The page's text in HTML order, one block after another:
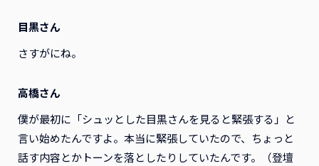
目黒さん
さすがにね。
高橋さん
僕が最初に「シュッとした目黒さんを見ると緊張する」と
言い始めたんですよ。本当に緊張していたので、ちょっと
話す内容とかトーンを落としたりしていたんです。（登壇